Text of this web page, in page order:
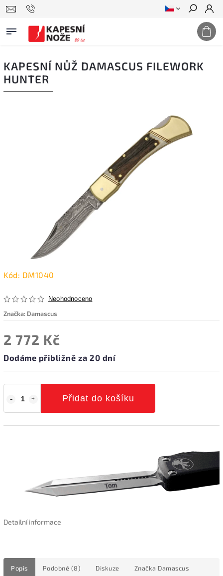
Hledat
KAPESNÍ NŮŽ DAMASCUS FILEWORK
HUNTER
Kód: DM1040
Neohodnoceno
Značka: Damascus
2 772 Kč
Dodáme přibližně za 20 dní
Přidat do košíku
Detailní informace
Popis Podobné (8) Diskuze Značka Damascus